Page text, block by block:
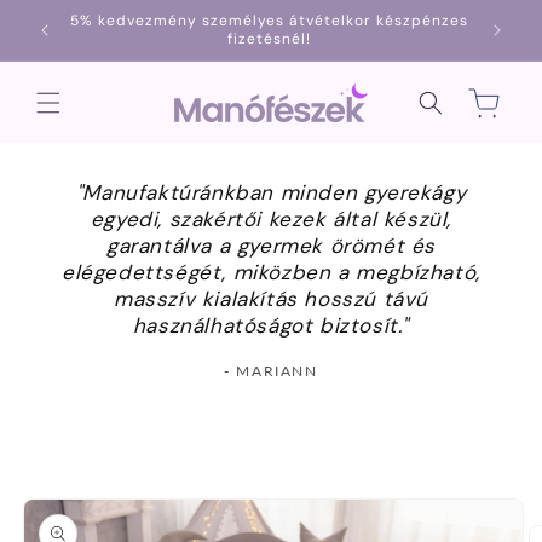
Ugrás a
tartalomhoz
5% kedvezmény személyes átvételkor készpénzes
fizetésnél!
Kosár
"Manufaktúránkban minden gyerekágy
egyedi, szakértői kezek által készül,
garantálva a gyermek örömét és
elégedettségét, miközben a megbízható,
masszív kialakítás hosszú távú
használhatóságot biztosít."
- MARIANN
termékadatokra